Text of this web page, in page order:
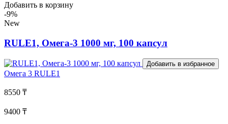
Добавить в корзину
-9%
New
RULE1, Омега-3 1000 мг, 100 капсул
Добавить в избранное
Омега 3 RULE1
8550 ₸
9400 ₸